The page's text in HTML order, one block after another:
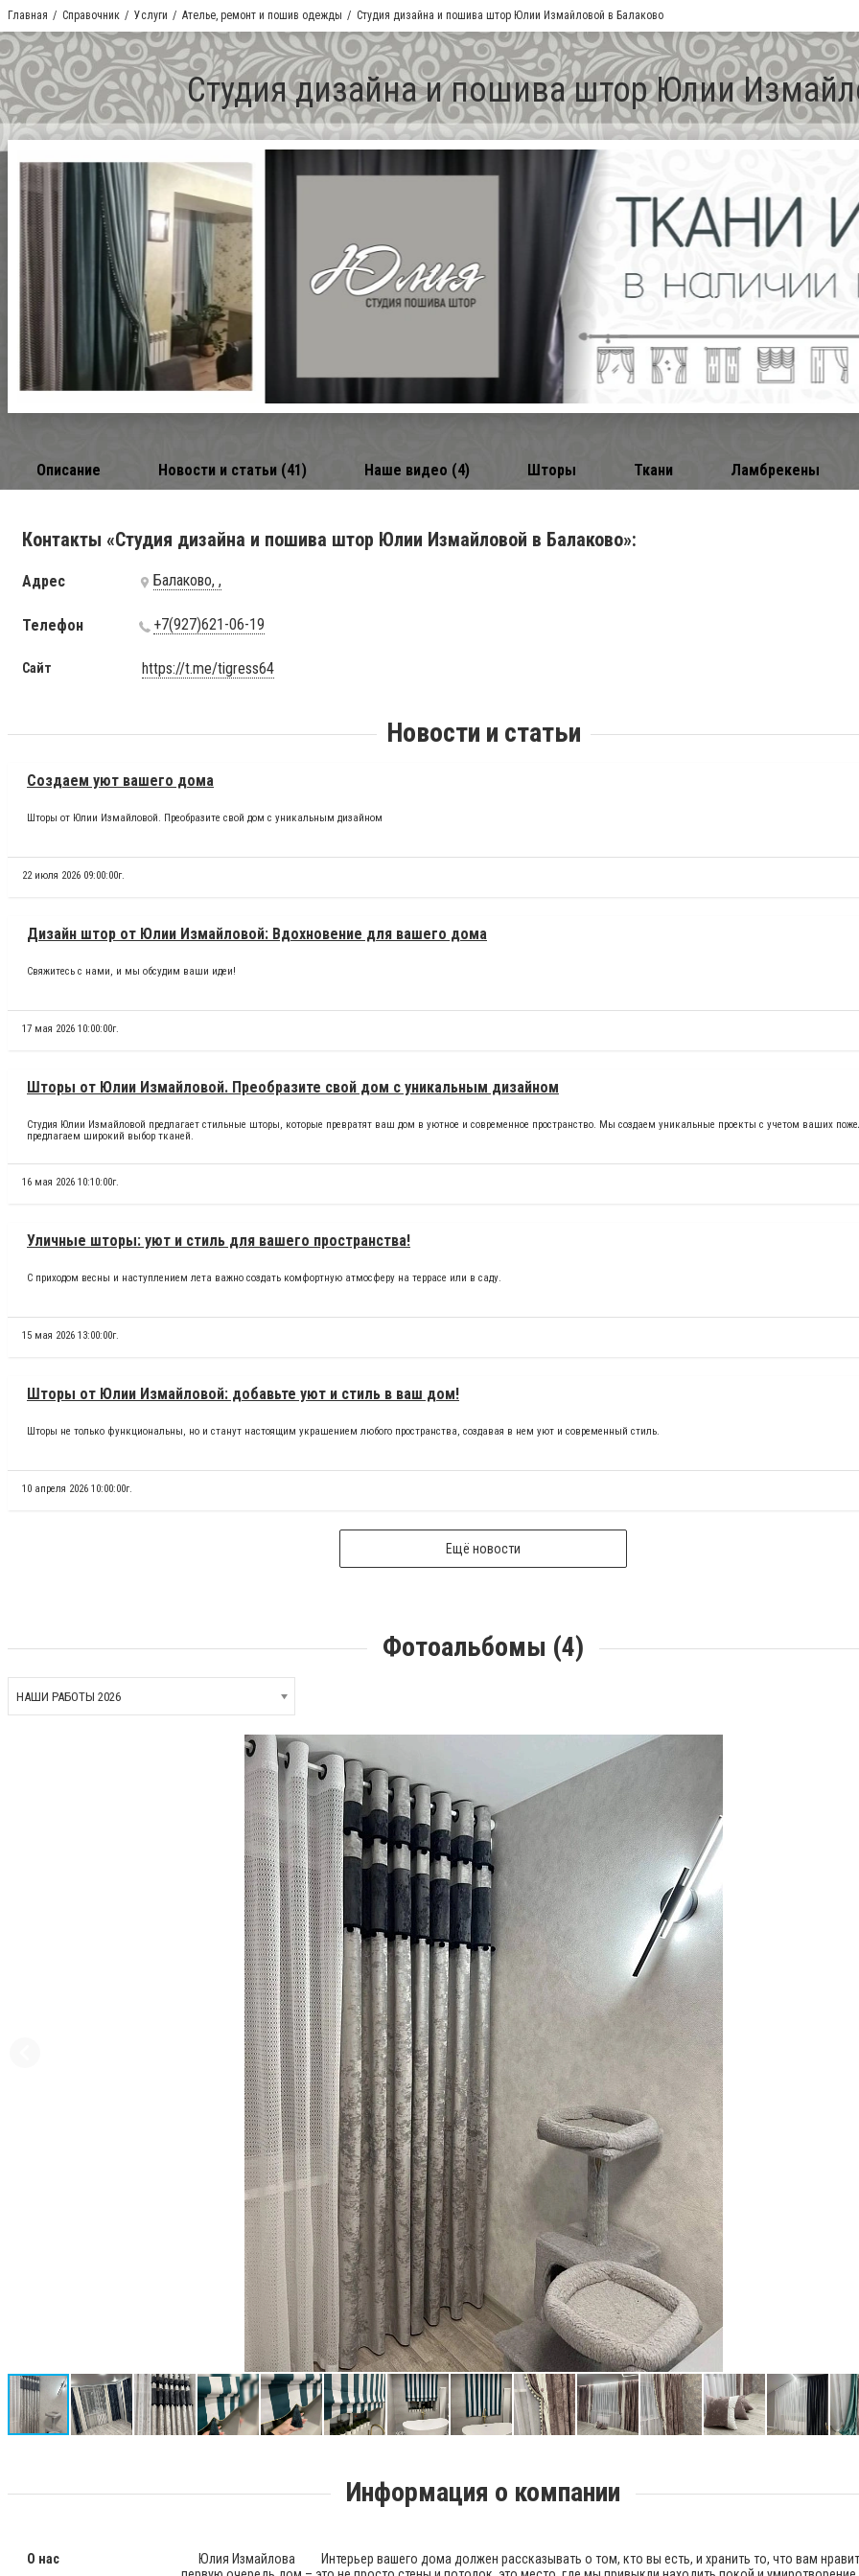
Главная Справочник Услуги Ателье, ремонт и пошив одежды Студия дизайна и пошива штор Юлии Измайловой в Балаково
Студия дизайна и пошива штор Юлии
Описание Новости и статьи (41) Наше видео (4) Шторы Ткани Ламбрекены
Контакты «Студия дизайна и пошива штор Юлии Измайловой в Балаково»:
Адрес Балаково, ,
Телефон +7(927)621-06-19
Сайт https://t.me/tigress64
Новости и статьи
Создаем уют вашего дома
Шторы от Юлии Измайловой. Преобразите свой дом с уникальным дизайном
22 июля 2026 09:00:00г.
Дизайн штор от Юлии Измайловой: Вдохновение для вашего дома
Свяжитесь с нами, и мы обсудим ваши идеи!
17 мая 2026 10:00:00г.
Шторы от Юлии Измайловой. Преобразите свой дом с уникальным дизайном
Студия Юлии Измайловой предлагает стильные шторы, которые превратят ваш дом в уютное и современное пространство. Мы создаем уникальные проекты с учетом ваших
предлагаем широкий выбор тканей.
16 мая 2026 10:10:00г.
Уличные шторы: уют и стиль для вашего пространства!
С приходом весны и наступлением лета важно создать комфортную атмосферу на террасе или в саду.
15 мая 2026 13:00:00г.
Шторы от Юлии Измайловой: добавьте уют и стиль в ваш дом!
Шторы не только функциональны, но и станут настоящим украшением любого пространства, создавая в нем уют и современный стиль.
10 апреля 2026 10:00:00г.
Ещё новости
Фотоальбомы (4)
НАШИ РАБОТЫ 2026
Информация о компании
О нас
Юлия Измайлова Интерьер вашего дома должен рассказывать о том, кто вы есть, и хранить то, что вам